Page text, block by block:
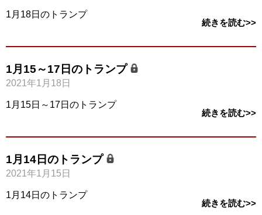
1月18日のトランプ
続きを読む>>
1月15～17日のトランプ
2021年1月18日
1月15日～17日のトランプ
続きを読む>>
1月14日のトランプ
2021年1月15日
1月14日のトランプ
続きを読む>>